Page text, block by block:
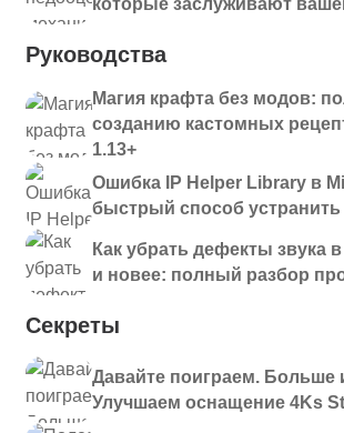
которые заслуживают
Руководства
Магия крафта без модов:
созданию кастомных
1.13+
Ошибка IP Helper Library в
быстрый способ
Как убрать дефекты звука
и новее: полный разбор
Секреты
Давайте поиграем. Больше
Улучшаем оснащение 4Ks